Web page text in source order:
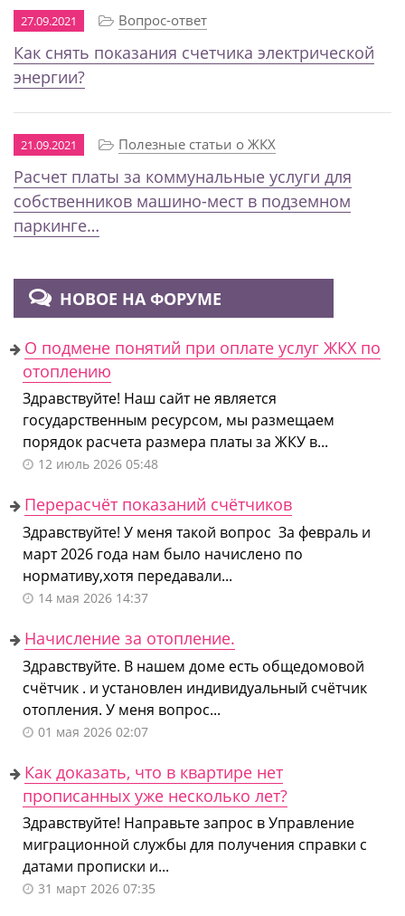
27.09.2021 Вопрос-ответ
Как снять показания счетчика электрической
энергии?
21.09.2021 Полезные статьи о ЖКХ
Расчет платы за коммунальные услуги для
собственников машино-мест в подземном
паркинге…
НОВОЕ НА ФОРУМЕ
О подмене понятий при оплате услуг ЖКХ по
отоплению
Здравствуйте! Наш сайт не является
государственным ресурсом, мы размещаем
порядок расчета размера платы за ЖКУ в...
12 июль 2026 05:48
Перерасчёт показаний счётчиков
Здравствуйте! У меня такой вопрос За февраль и
март 2026 года нам было начислено по
нормативу,хотя передавали...
14 мая 2026 14:37
Начисление за отопление.
Здравствуйте. В нашем доме есть общедомовой
счётчик . и установлен индивидуальный счётчик
отопления. У меня вопрос...
01 мая 2026 02:07
Как доказать, что в квартире нет
прописанных уже несколько лет?
Здравствуйте! Направьте запрос в Управление
миграционной службы для получения справки с
датами прописки и...
31 март 2026 07:35